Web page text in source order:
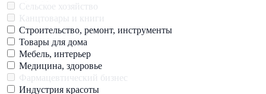
Сельское хозяйство
Канцтовары и книги
Строительство, ремонт, инструменты
Товары для дома
Мебель, интерьер
Медицина, здоровье
Фармацевтический бизнес
Индустрия красоты